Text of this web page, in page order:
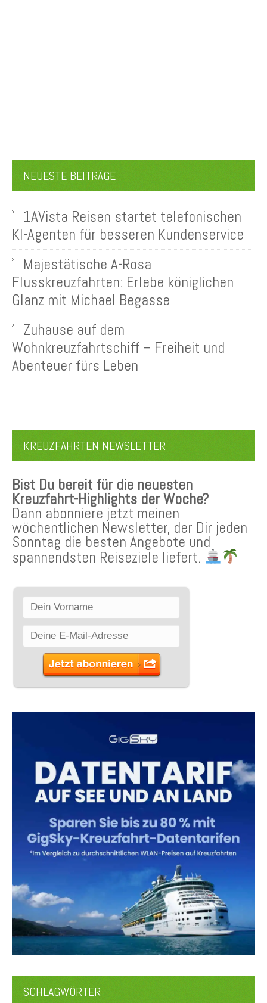
NEUESTE BEITRÄGE
1AVista Reisen startet telefonischen
KI-Agenten für besseren Kundenservice
Majestätische A-Rosa
Flusskreuzfahrten: Erlebe königlichen
Glanz mit Michael Begasse
Zuhause auf dem
Wohnkreuzfahrtschiff – Freiheit und
Abenteuer fürs Leben
KREUZFAHRTEN NEWSLETTER
Bist Du bereit für die neuesten
Kreuzfahrt-Highlights der Woche?
Dann abonniere jetzt meinen
wöchentlichen Newsletter, der Dir jeden
Sonntag die besten Angebote und
spannendsten Reiseziele liefert.
SCHLAGWÖRTER